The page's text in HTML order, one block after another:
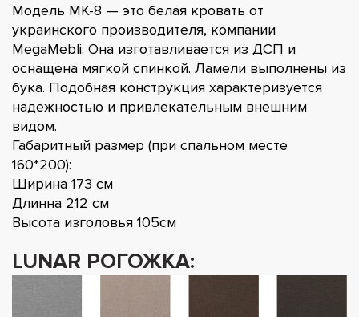
Модель МК-8 — это белая кровать от
украинского производителя, компании
MegaMebli. Она изготавливается из ДСП и
оснащена мягкой спинкой. Ламели выполнены из
бука. Подобная конструкция характеризуется
надежностью и привлекательным внешним
видом.
Габаритный размер (при спальном месте
160*200):
Ширина 173 см
Длинна 212 см
Высота изголовья 105см
LUNAR РОГОЖКА: